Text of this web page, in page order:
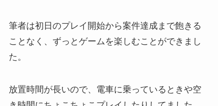
筆者は初日のプレイ開始から案件達成まで飽きる
ことなく、ずっとゲームを楽しむことができまし
た。
放置時間が長いので、電車に乗っているときや空